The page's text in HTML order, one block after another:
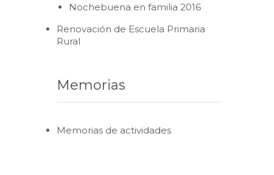
Nochebuena en familia 2016
Renovación de Escuela Primaria
Rural
Memorias
Memorias de actividades